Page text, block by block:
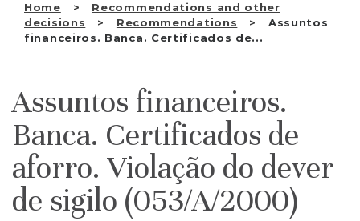
Home
Recommendations and other
decisions
Recommendations
Assuntos
financeiros. Banca. Certificados de...
EN
Assuntos financeiros.
Banca. Certificados de
aforro. Violação do dever
de sigilo (053/A/2000)